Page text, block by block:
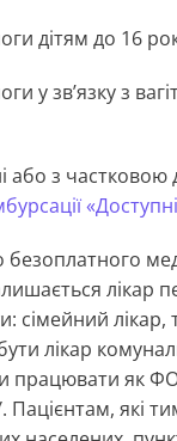
дітям до 16
у зв’язку з
або з частковою
«Доступні
безоплатного
лікар
сімейний лікар,
лікар
працювати як
які